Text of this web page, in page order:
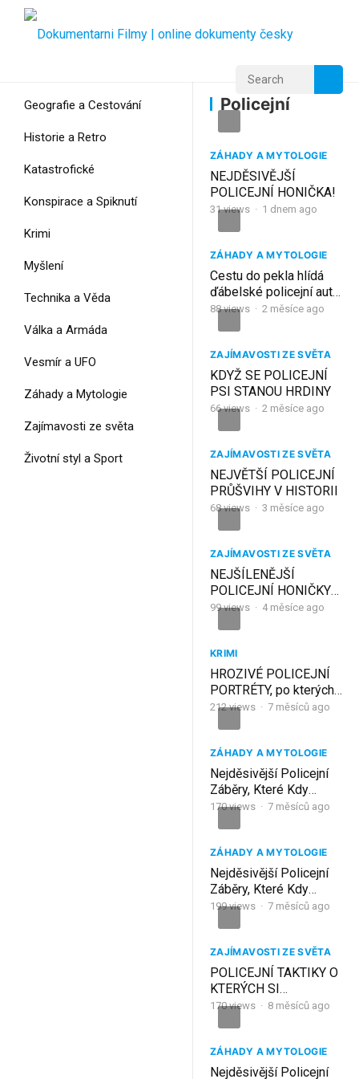
Geografie a Cestování
Historie a Retro
Katastrofické
Konspirace a Spiknutí
Krimi
Myšlení
Technika a Věda
Válka a Armáda
Vesmír a UFO
Záhady a Mytologie
Zajímavosti ze světa
Životní styl a Sport
Policejní
Policejní
ZÁHADY A MYTOLOGIE
NEJDĚSIVĚJŠÍ
POLICEJNÍ HONIČKA!
31views · 1 dnem ago
ZÁHADY A MYTOLOGIE
Cestu do pekla hlídá
ďábelské policejní auto,
které odváží vězně do
88views · 2 měsíce ago
ZAJÍMAVOSTI ZE SVĚTA
KDYŽ SE POLICEJNÍ
PSI STANOU HRDINY
66views · 2 měsíce ago
ZAJÍMAVOSTI ZE SVĚTA
NEJVĚTŠÍ POLICEJNÍ
PRŮŠVIHY V HISTORII
68views · 3 měsíce ago
ZAJÍMAVOSTI ZE SVĚTA
NEJŠÍLENĚJŠÍ
POLICEJNÍ HONIČKY
NA MOTORCE..
99views · 4 měsíce ago
KRIMI
HROZIVÉ POLICEJNÍ
PORTRÉTY, po kterých
neusnete
212views · 7 měsíců ago
ZÁHADY A MYTOLOGIE
Nejděsivější Policejní
Záběry, Které Kdy
Unikly
170views · 7 měsíců ago
ZÁHADY A MYTOLOGIE
Nejděsivější Policejní
Záběry, Které Kdy
Unikly (Vol. 2)
199views · 7 měsíců ago
ZAJÍMAVOSTI ZE SVĚTA
POLICEJNÍ TAKTIKY O
KTERÝCH SI
NESLYŠEL!
170views · 8 měsíců ago
ZÁHADY A MYTOLOGIE
Nejděsivější Policejní